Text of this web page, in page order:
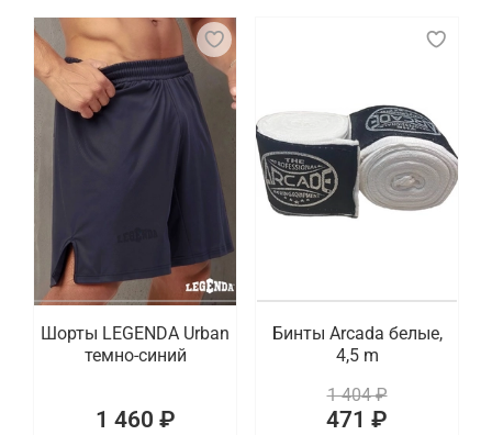
Шорты LEGENDA Urban
темно-синий
1 460 ₽
Бинты Arcada белые,
4,5 m
1 404 ₽
471 ₽